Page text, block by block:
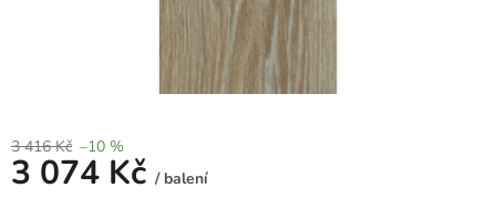
3 416 Kč –10 %
3 074 Kč / balení